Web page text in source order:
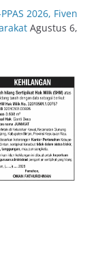
2026, Fiven
Agustus 6,